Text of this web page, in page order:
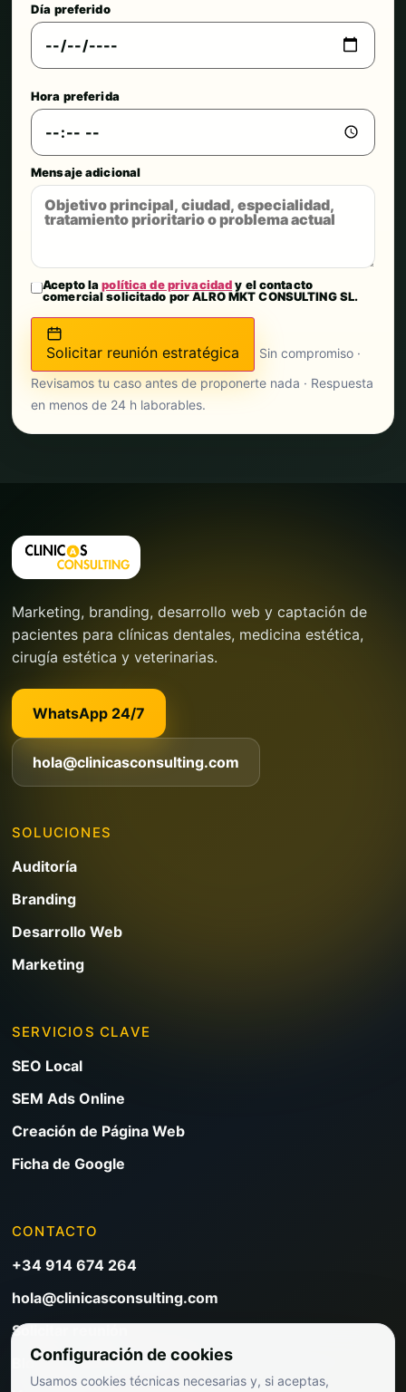
Día preferido
Hora preferida
Mensaje adicional
Acepto lapolítica de privacidady el contacto
comercial solicitado por ALRO MKT CONSULTING SL.
Solicitar reunión estratégica
Sin compromiso ·
Revisamos tu caso antes de proponerte nada · Respuesta
en menos de 24 h laborables.
Marketing, branding, desarrollo web y captación de
pacientes para clínicas dentales, medicina estética,
cirugía estética y veterinarias.
WhatsApp 24/7
hola@clinicasconsulting.com
SOLUCIONES
Auditoría
Branding
Desarrollo Web
Marketing
SERVICIOS CLAVE
SEO Local
SEM Ads Online
Creación de Página Web
Ficha de Google
CONTACTO
+34 914 674 264
hola@clinicasconsulting.com
Solicitar reunión
Blog de marketing clínico
Configuración de cookies
Usamos cookies técnicas necesarias y, si aceptas,